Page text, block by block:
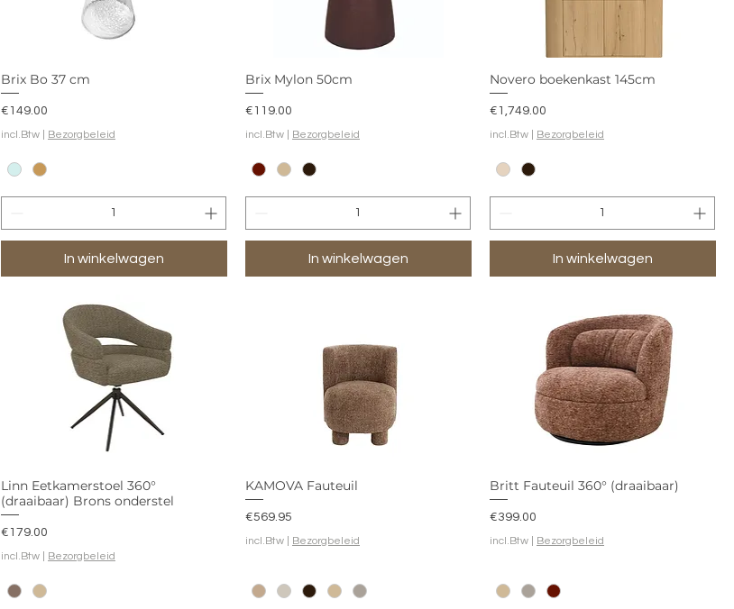
Brix Bo 37 cm
Prijs
€149.00
incl.Btw Bezorgbeleid
In winkelwagen
Brix Mylon 50cm
Prijs
€119.00
incl.Btw Bezorgbeleid
In winkelwagen
Novero boekenkast 145cm
Prijs
€1,749.00
incl.Btw Bezorgbeleid
In winkelwagen
Linn Eetkamerstoel 360°
(draaibaar) Brons onderstel
Prijs
€179.00
incl.Btw Bezorgbeleid
KAMOVA Fauteuil
Prijs
€569.95
incl.Btw Bezorgbeleid
Britt Fauteuil 360° (draaibaar)
Prijs
€399.00
incl.Btw Bezorgbeleid